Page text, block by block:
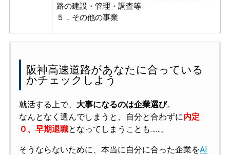
路の建設・管理・調査等
５．その他の事業
阪神高速道路があなたに合っている
かチェックしよう
就活する上で、 大事になるのは企業選び。
なんとなく選んでしまうと、自分と合わずに内定
０、早期退職となってしまうことも……。
そうならないために、本当に自分に合った企業をAI